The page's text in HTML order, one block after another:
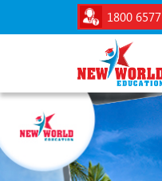
1800 6577
Previous